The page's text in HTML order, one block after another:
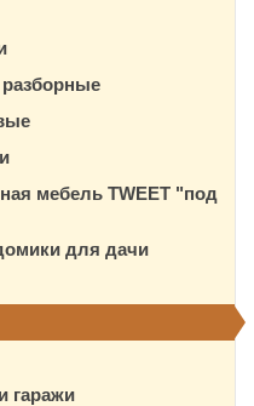
мебель TWEET "под
для дачи
гаражи